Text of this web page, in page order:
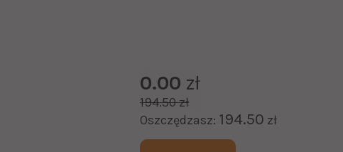
0.00 zł
194.50 zł
Oszczędzasz: 194.50 zł